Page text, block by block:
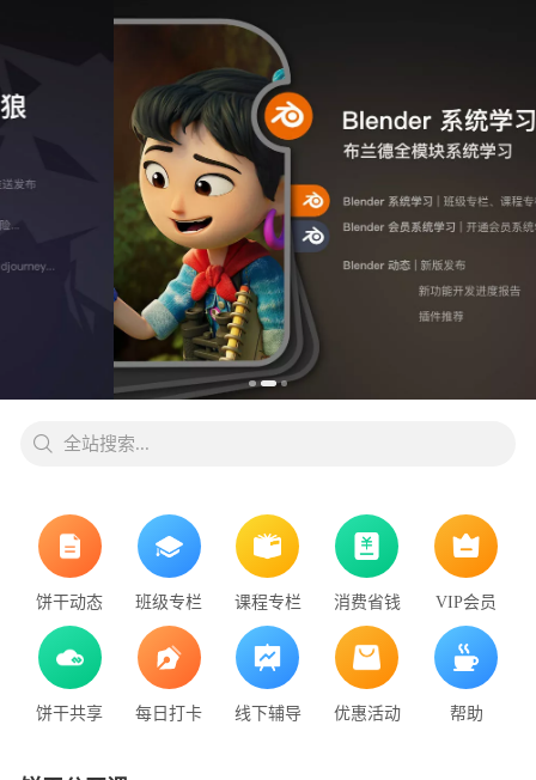
全站搜索...
饼干动态 班级专栏 课程专栏 消费省钱 VIP会员
饼干共享 每日打卡 线下辅导 优惠活动 帮助